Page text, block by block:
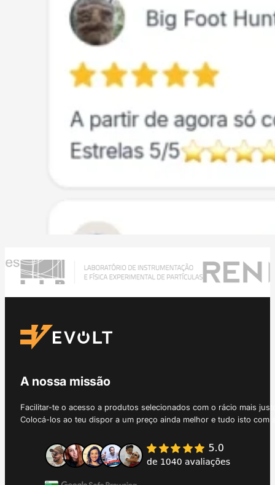
A nossa missão
Facilitar-te o acesso a produtos selecionados com o rácio mais
Colocá-los ao teu dispor a um preço ainda melhor e tudo isto